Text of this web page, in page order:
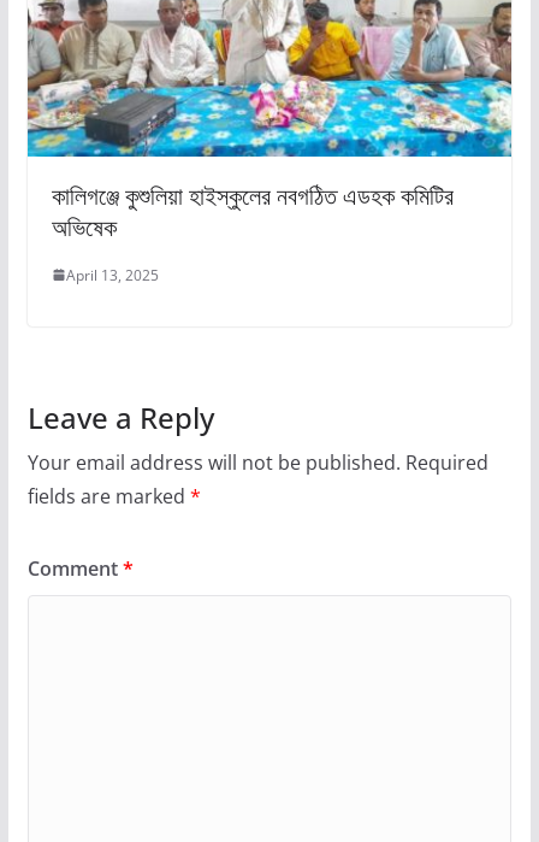
কালিগঞ্জে কুশুলিয়া হাইস্কুলের নবগঠিত এডহক কমিটির
অভিষেক
April 13, 2025
Leave a Reply
Your email address will not be published. Required
fields are marked *
Comment*